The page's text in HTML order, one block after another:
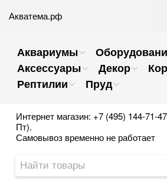
Акватема.рф
Аквариумы
Аксессуары
Декор
Рептилии
Пруд
Интернет магазин: +7 (495) 144-71-
Пт).
Самовывоз временно не работает